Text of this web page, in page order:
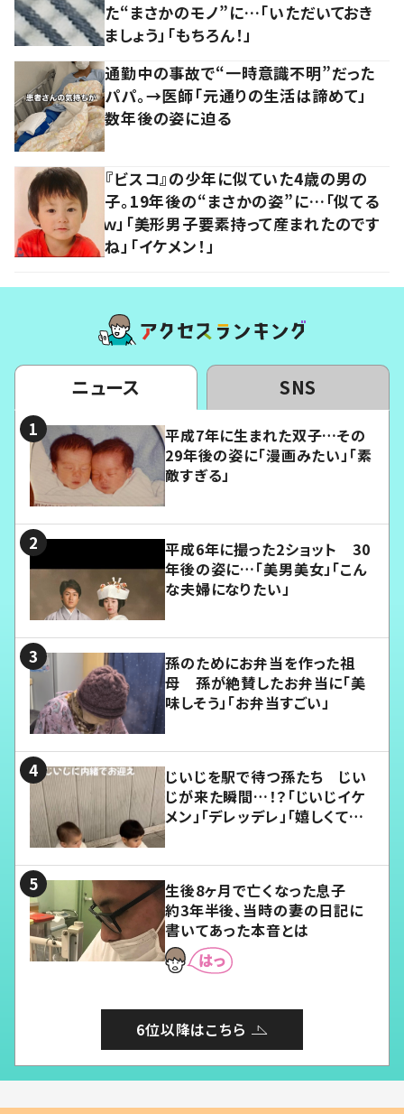
た“まさかのモノ”に…「いただいておき
ましょう」「もちろん！」
通勤中の事故で“一時意識不明”だった
パパ。→医師「元通りの生活は諦めて」
数年後の姿に迫る
『ビスコ』の少年に似ていた4歳の男の
子。19年後の“まさかの姿”に…「似てる
ｗ」「美形男子要素持って産まれたのです
ね」「イケメン！」
ニュース SNS
平成7年に生まれた双子…その
29年後の姿に「漫画みたい」「素
敵すぎる」
平成6年に撮った2ショット 30
年後の姿に…「美男美女」「こん
な夫婦になりたい」
孫のためにお弁当を作った祖
母 孫が絶賛したお弁当に「美
味しそう」「お弁当すごい」
じいじを駅で待つ孫たち じい
じが来た瞬間…！？「じいじイケ
メン」「デレッデレ」「嬉しくて可
生後8ヶ月で亡くなった息子
約3年半後、当時の妻の日記に
書いてあった本音とは
6位以降はこちら